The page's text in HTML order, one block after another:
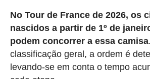
No Tour de France de 2026, os
nascidos a partir de 1º de
podem concorrer a essa camisa
classificação geral, a ordem é
levando-se em conta o tempo